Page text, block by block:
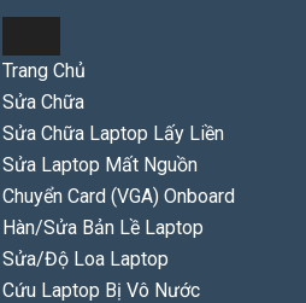
Trang Chủ
Sửa Chữa
Sửa Chữa Laptop Lấy Liền
Sửa Laptop Mất Nguồn
Chuyển Card (VGA) Onboard
Hàn/Sửa Bản Lề Laptop
Sửa/Độ Loa Laptop
Cứu Laptop Bị Vô Nước